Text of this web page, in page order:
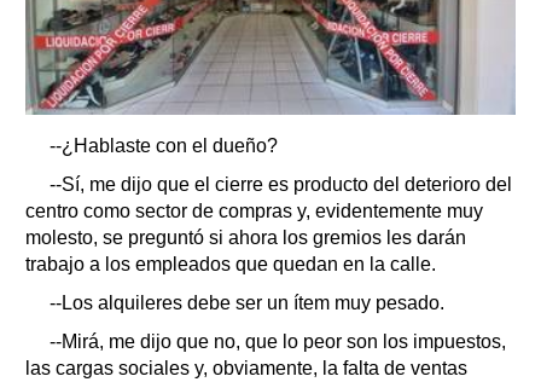
--¿Hablaste con el dueño?
--Sí, me dijo que el cierre es producto del deterioro del
centro como sector de compras y, evidentemente muy
molesto, se preguntó si ahora los gremios les darán
trabajo a los empleados que quedan en la calle.
--Los alquileres debe ser un ítem muy pesado.
--Mirá, me dijo que no, que lo peor son los impuestos,
las cargas sociales y, obviamente, la falta de ventas